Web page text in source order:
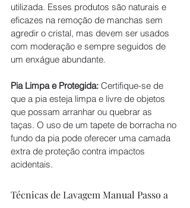
utilizada. Esses produtos são naturais e
eficazes na remoção de manchas sem
agredir o cristal, mas devem ser usados
com moderação e sempre seguidos de
um enxágue abundante.
Pia Limpa e Protegida: Certifique-se de
que a pia esteja limpa e livre de objetos
que possam arranhar ou quebrar as
taças. O uso de um tapete de borracha no
fundo da pia pode oferecer uma camada
extra de proteção contra impactos
acidentais.
Técnicas de Lavagem Manual Passo a